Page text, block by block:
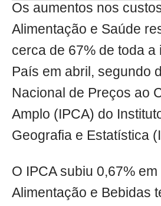
Os aumentos nos
Alimentação e Saúde
cerca de 67% de toda a
País em abril, segundo
Nacional de Preços ao
Amplo (IPCA) do
Geografia e Estatística
O IPCA subiu 0,67% em
Alimentação e Bebidas